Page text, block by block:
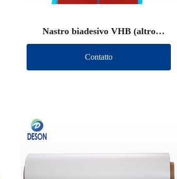
Nastro biadesivo VHB (altro
marchio)
Contatto